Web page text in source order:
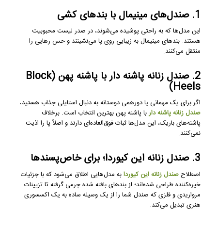
1. صندل‌های مینیمال با بندهای کشی
این مدل‌ها که به راحتی پوشیده می‌شوند، در صدر لیست محبوبیت
هستند. بندهای مینیمال به زیبایی روی پا می‌نشینند و حس رهایی را
منتقل می‌کنند.
2. صندل زنانه پاشنه دار با پاشنه پهن (Block
Heels)
اگر برای یک مهمانی یا دورهمی دوستانه به دنبال استایلی جذاب هستید،
صندل زنانه پاشنه داربا پاشنه پهن بهترین انتخاب است. برخلاف
پاشنه‌های باریک، این مدل‌ها ثبات فوق‌العاده‌ای دارند و اصلاً پا را اذیت
نمی‌کنند.
3. صندل زنانه این کیوردا؛ برای خاص‌پسندها
اصطلاحصندل زنانه این کیوردابه مدل‌هایی اطلاق می‌شود که با جزئیات
خیره‌کننده طراحی شده‌اند؛ از بندهای بافته شده چرمی گرفته تا تزیینات
مرواریدی و فلزی که صندل شما را از یک وسیله ساده به یک اکسسوری
هنری تبدیل می‌کند.